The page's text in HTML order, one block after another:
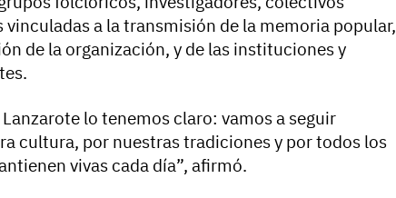
vinculadas a la transmisión de la memoria popular,
de la organización, y de las instituciones y
Lanzarote lo tenemos claro: vamos a seguir
cultura, por nuestras tradiciones y por todos los
vivas cada día”, afirmó.